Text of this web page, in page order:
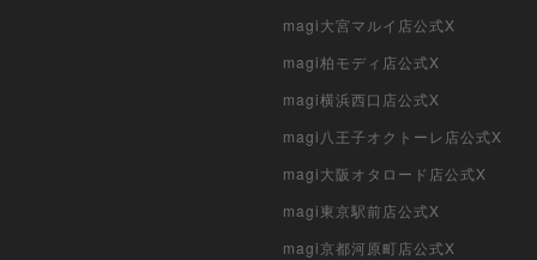
magi大宮マルイ店公式X
magi柏モディ店公式X
magi横浜西口店公式X
magi八王子オクトーレ店公式X
magi大阪オタロード店公式X
magi東京駅前店公式X
magi京都河原町店公式X